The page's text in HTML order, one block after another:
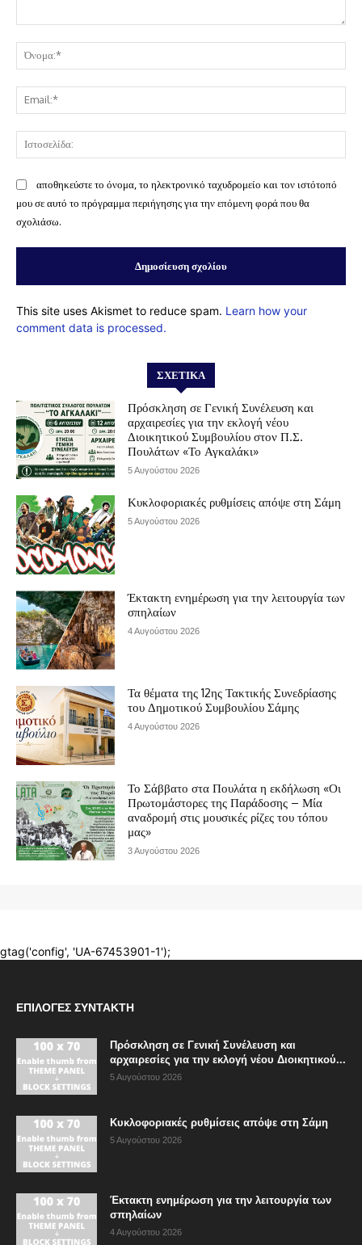
ΕΠΙΛΟΓΈΣ ΣΥΝΤΆΚΤΗ
Πρόσκληση σε Γενική Συνέλευση και
αρχαιρεσίες για την εκλογή νέου Διοικητικού...
5 Αυγούστου 2026
Κυκλοφοριακές ρυθμίσεις απόψε στη Σάμη
5 Αυγούστου 2026
Έκτακτη ενημέρωση για την λειτουργία των
σπηλαίων
4 Αυγούστου 2026